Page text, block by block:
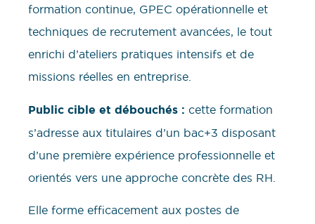
formation continue, GPEC opérationnelle et
techniques de recrutement avancées, le tout
enrichi d’ateliers pratiques intensifs et de
missions réelles en entreprise.
Public cible et débouchés : cette formation
s’adresse aux titulaires d’un bac+3 disposant
d’une première expérience professionnelle et
orientés vers une approche concrète des RH.
Elle forme efficacement aux postes de